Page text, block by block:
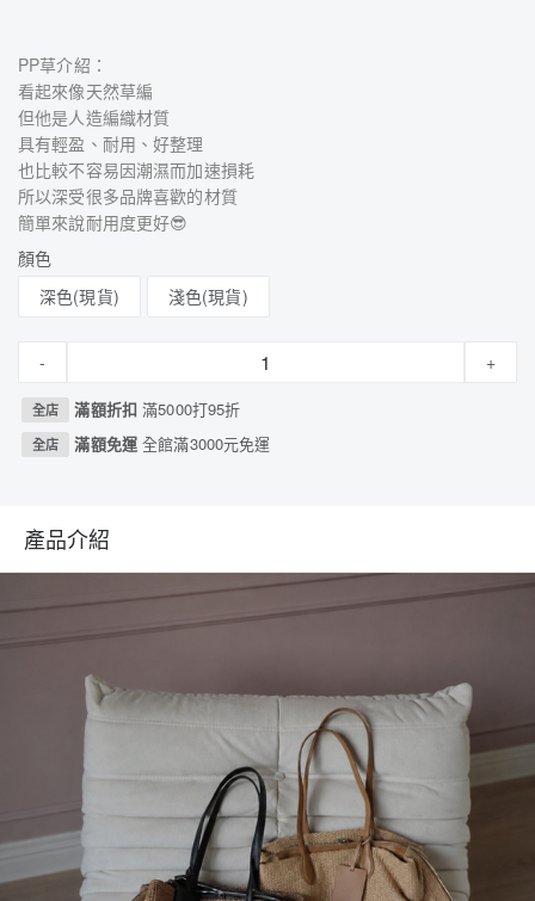
PP草介紹：
看起來像天然草編
但他是人造編織材質
具有輕盈、耐用、好整理
也比較不容易因潮濕而加速損耗
所以深受很多品牌喜歡的材質
簡單來說耐用度更好😎
顏色
深色(現貨)
淺色(現貨)
- +
全店 滿額折扣滿5000打95折
全店 滿額免運全館滿3000元免運
產品介紹